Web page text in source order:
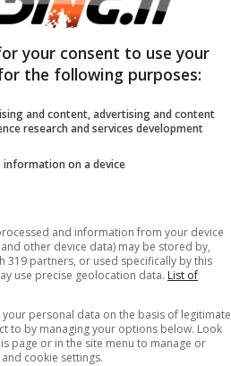
che la CIG è al
davanti la
diverse circolari
è la seguente.
sospensione, il
non è
entra in CIG
è collettiva,il
your consent to use your
the following purposes:
and content, advertising and content
research and services development
information on a device
and information from your device
other device data) may be stored by,
319 partners, or used specifically by this
use precise geolocation data. List of
personal data on the basis of legitimate
to by managing your options below. Look
page or in the site menu to manage or
cookie settings.